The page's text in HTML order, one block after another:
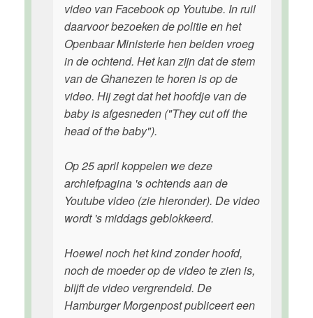
video van Facebook op Youtube. In ruil
daarvoor bezoeken de politie en het
Openbaar Ministerie hen beiden vroeg
in de ochtend. Het kan zijn dat de stem
van de Ghanezen te horen is op de
video. Hij zegt dat het hoofdje van de
baby is afgesneden ("They cut off the
head of the baby").
Op 25 april koppelen we deze
archiefpagina 's ochtends aan de
Youtube video (zie hieronder). De video
wordt 's middags geblokkeerd.
Hoewel noch het kind zonder hoofd,
noch de moeder op de video te zien is,
blijft de video vergrendeld. De
Hamburger Morgenpost publiceert een